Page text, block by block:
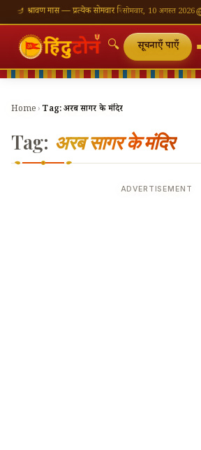
🪔 श्रावण मास — प्रत्येक सोमवार शिवालय दर्शन का महत्व🌸 गणेश
सोमवार, 10 अगस्त 2026
🔍 सूचनाएँ पाएँ
Home › Tag:अरब सागर के मंदिर
Tag: अरब सागर के मंदिर
ADVERTISEMENT